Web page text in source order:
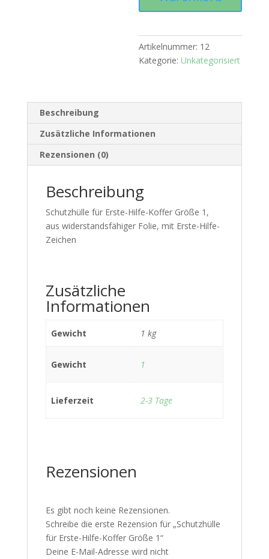
Größe
Artikelnummer: 12
Kategorie: Unkategorisiert
Beschreibung
Zusätzliche Informationen
Rezensionen (0)
Beschreibung
Schutzhülle für Erste-Hilfe-Koffer Größe 1,
aus widerstandsfähiger Folie, mit Erste-Hilfe-
Zeichen
Zusätzliche
Informationen
Gewicht 1 kg
Gewicht 1
Lieferzeit 2-3 Tage
Rezensionen
Es gibt noch keine Rezensionen.
Schreibe die erste Rezension für „Schutzhülle
für Erste-Hilfe-Koffer Größe 1“
Deine E-Mail-Adresse wird nicht